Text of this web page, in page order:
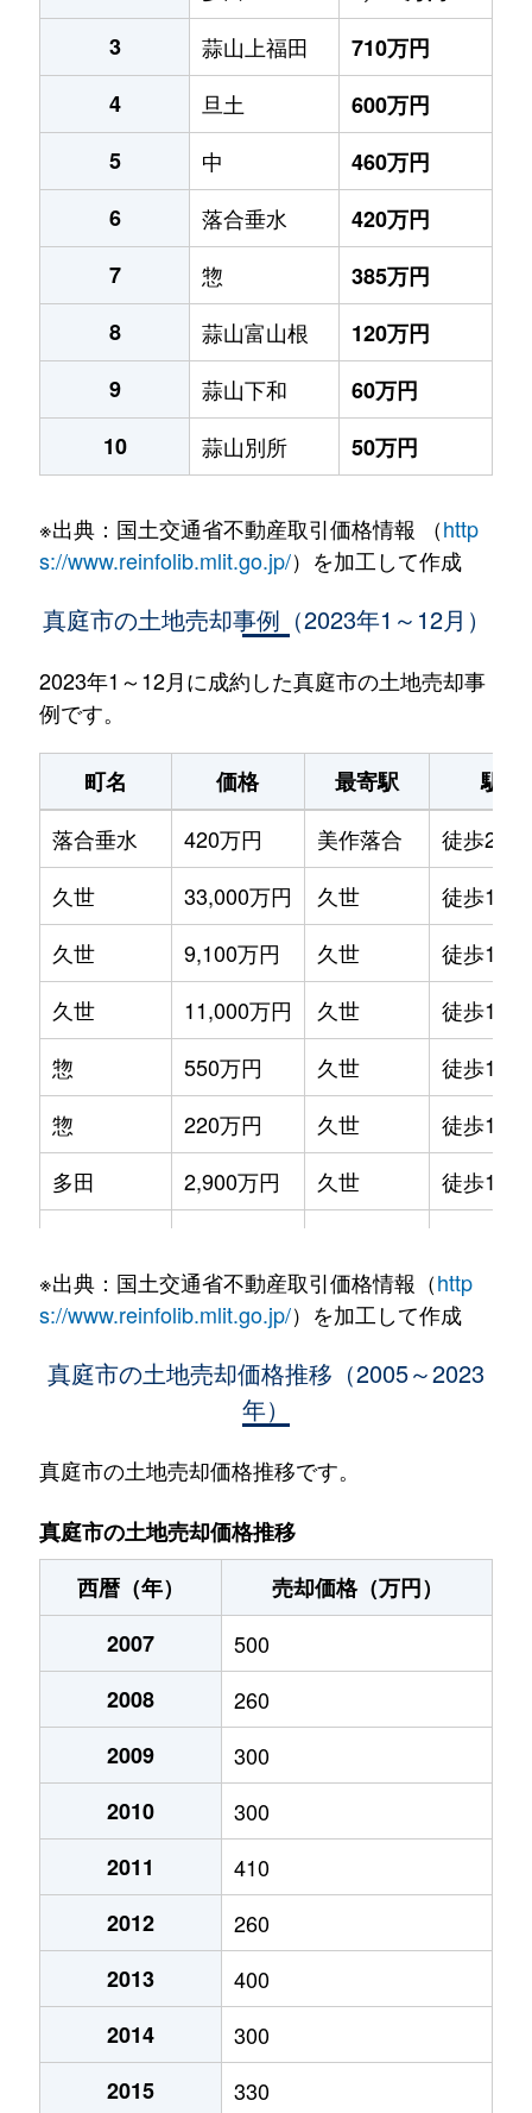
3
蒜山上福田
710万円
4
旦土
600万円
5
中
460万円
6
落合垂水
420万円
7
惣
385万円
8
蒜山富山根
120万円
9
蒜山下和
60万円
10
蒜山別所 50万円
※出典：国土交通省不動産取引価格情報 （http
s://www.reinfolib.mlit.go.jp/）を加工して作成
真庭市の土地売却事例（2023年1～12月）
2023年1～12月に成約した真庭市の土地売却事
例です。
町名 価格 最寄駅
駅徒
落合垂水
420万円 美作落合
徒歩24分
久世
33,000万円 久世
徒歩11分
久世
9,100万円 久世
徒歩11分
久世
11,000万円 久世
徒歩11分
惣
550万円 久世
徒歩12分
惣
220万円 久世
徒歩12分
多田
2,900万円 久世
徒歩14分
旦土
600万円 美作落合
徒歩1時
710万円
蒜山下和
60万円 中国勝山
蒜山富山根
20万円
蒜山富山根
中国勝山
蒜山別所
50万円
※出典：国土交通省不動産取引価格情報（http
s://www.reinfolib.mlit.go.jp/）を加工して作成
真庭市の土地売却価格推移（2005～2023
年）
真庭市の土地売却価格推移です。
真庭市の土地売却価格推移
西暦（年）
売却価格（万円）
2007
500
2008
260
2009
300
2010
300
2011
410
2012
260
2013
400
2014
300
2015
330